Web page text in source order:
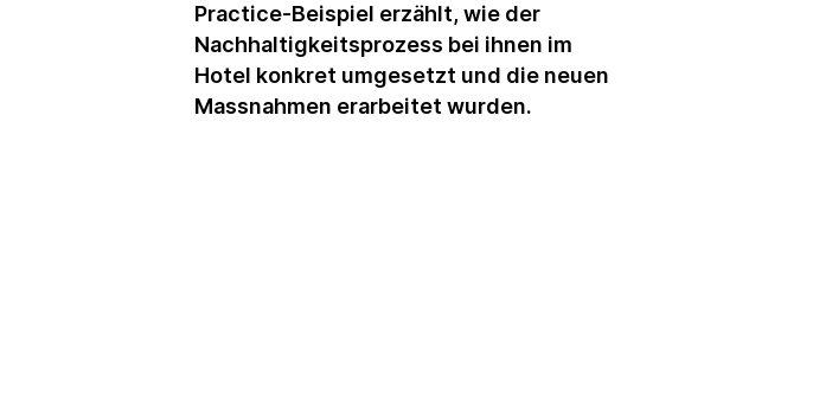
Practice-Beispiel erzählt, wie der
Nachhaltigkeitsprozess bei ihnen im
Hotel konkret umgesetzt und die neuen
Massnahmen erarbeitet wurden.